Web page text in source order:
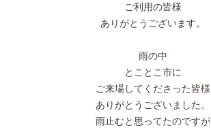
ご利用の皆様
ありがとうございます。
雨の中
とことこ市に
ご来場してくださった皆様
ありがとうございました。
雨止むと思ってたのですが